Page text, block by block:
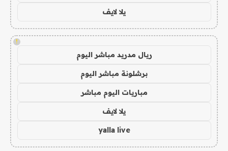
يلا لايف
!
ريال مدريد مباشر اليوم
برشلونة مباشر اليوم
مباريات اليوم مباشر
يلا لايف
yalla live